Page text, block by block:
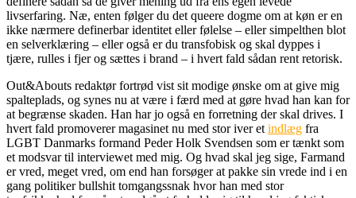
livserfaring. Næ, enten følger du det queere dogme om at køn er en
ikke nærmere definerbar identitet eller følelse – eller simpelthen blot
en selverklæring – eller også er du transfobisk og skal dyppes i
tjære, rulles i fjer og sættes i brand – i hvert fald sådan rent retorisk.
Out&Abouts redaktør fortrød vist sit modige ønske om at give mig
spalteplads, og synes nu at være i færd med at gøre hvad han kan for
at begrænse skaden. Han har jo også en forretning der skal drives. I
hvert fald promoverer magasinet nu med stor iver etindlæg fra
LGBT Danmarks formand Peder Holk Svendsen som er tænkt som
et modsvar til interviewet med mig. Og hvad skal jeg sige, Farmand
er vred, meget vred, om end han forsøger at pakke sin vrede ind i en
gang politiker bullshit tomgangssnak hvor han med stor